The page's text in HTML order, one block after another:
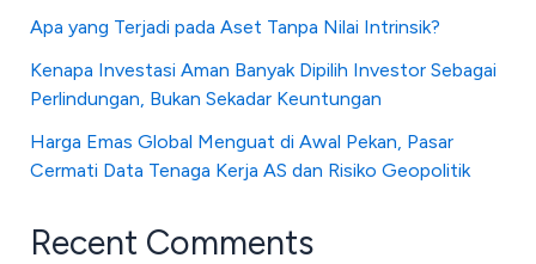
Apa yang Terjadi pada Aset Tanpa Nilai Intrinsik?
Kenapa Investasi Aman Banyak Dipilih Investor Sebagai
Perlindungan, Bukan Sekadar Keuntungan
Harga Emas Global Menguat di Awal Pekan, Pasar
Cermati Data Tenaga Kerja AS dan Risiko Geopolitik
Recent Comments